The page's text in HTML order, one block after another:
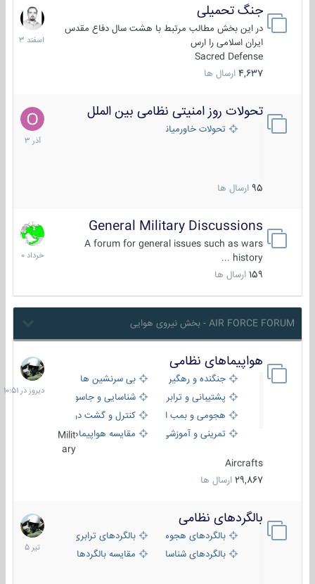
جنگ تحمیلی
در این بخش مطالب مرتبط با هشت سال دفاع مقدس
ایران اسلامی را ارس
Sacred Defense
4,637 ارسال ها
20
اسفند
1403
تحولات روز امنیتی نظامی بین الملل
تحولات خاورمیانه
95 ارسال ها
21
آذر
1403
General Military Discussions
A forum for general issues such as wars
history ...
159 ارسال ها
10
خرداد
1400
AIR FORCE FORUM - بخش نیروی هوایی
هواپیماهای نظامی
جنگنده و رهگیر
بی سرنشین ها
پشتیبانی و ترابری
شناسایی و جاسوسی
هجومی و بمب افکن
کنترل و گشت دریایی
تمرینی و آموزشی
مقایسه هواپیماهاMilit
ary
Aircrafts
29,867 ارسال ها
دیروز
در
10:51
بالگردهای نظامی
بالگردهای هجومی
بالگردهای ترابری
بالگردهای شناسایی
مقایسه بالگردها
22
تیر
1405